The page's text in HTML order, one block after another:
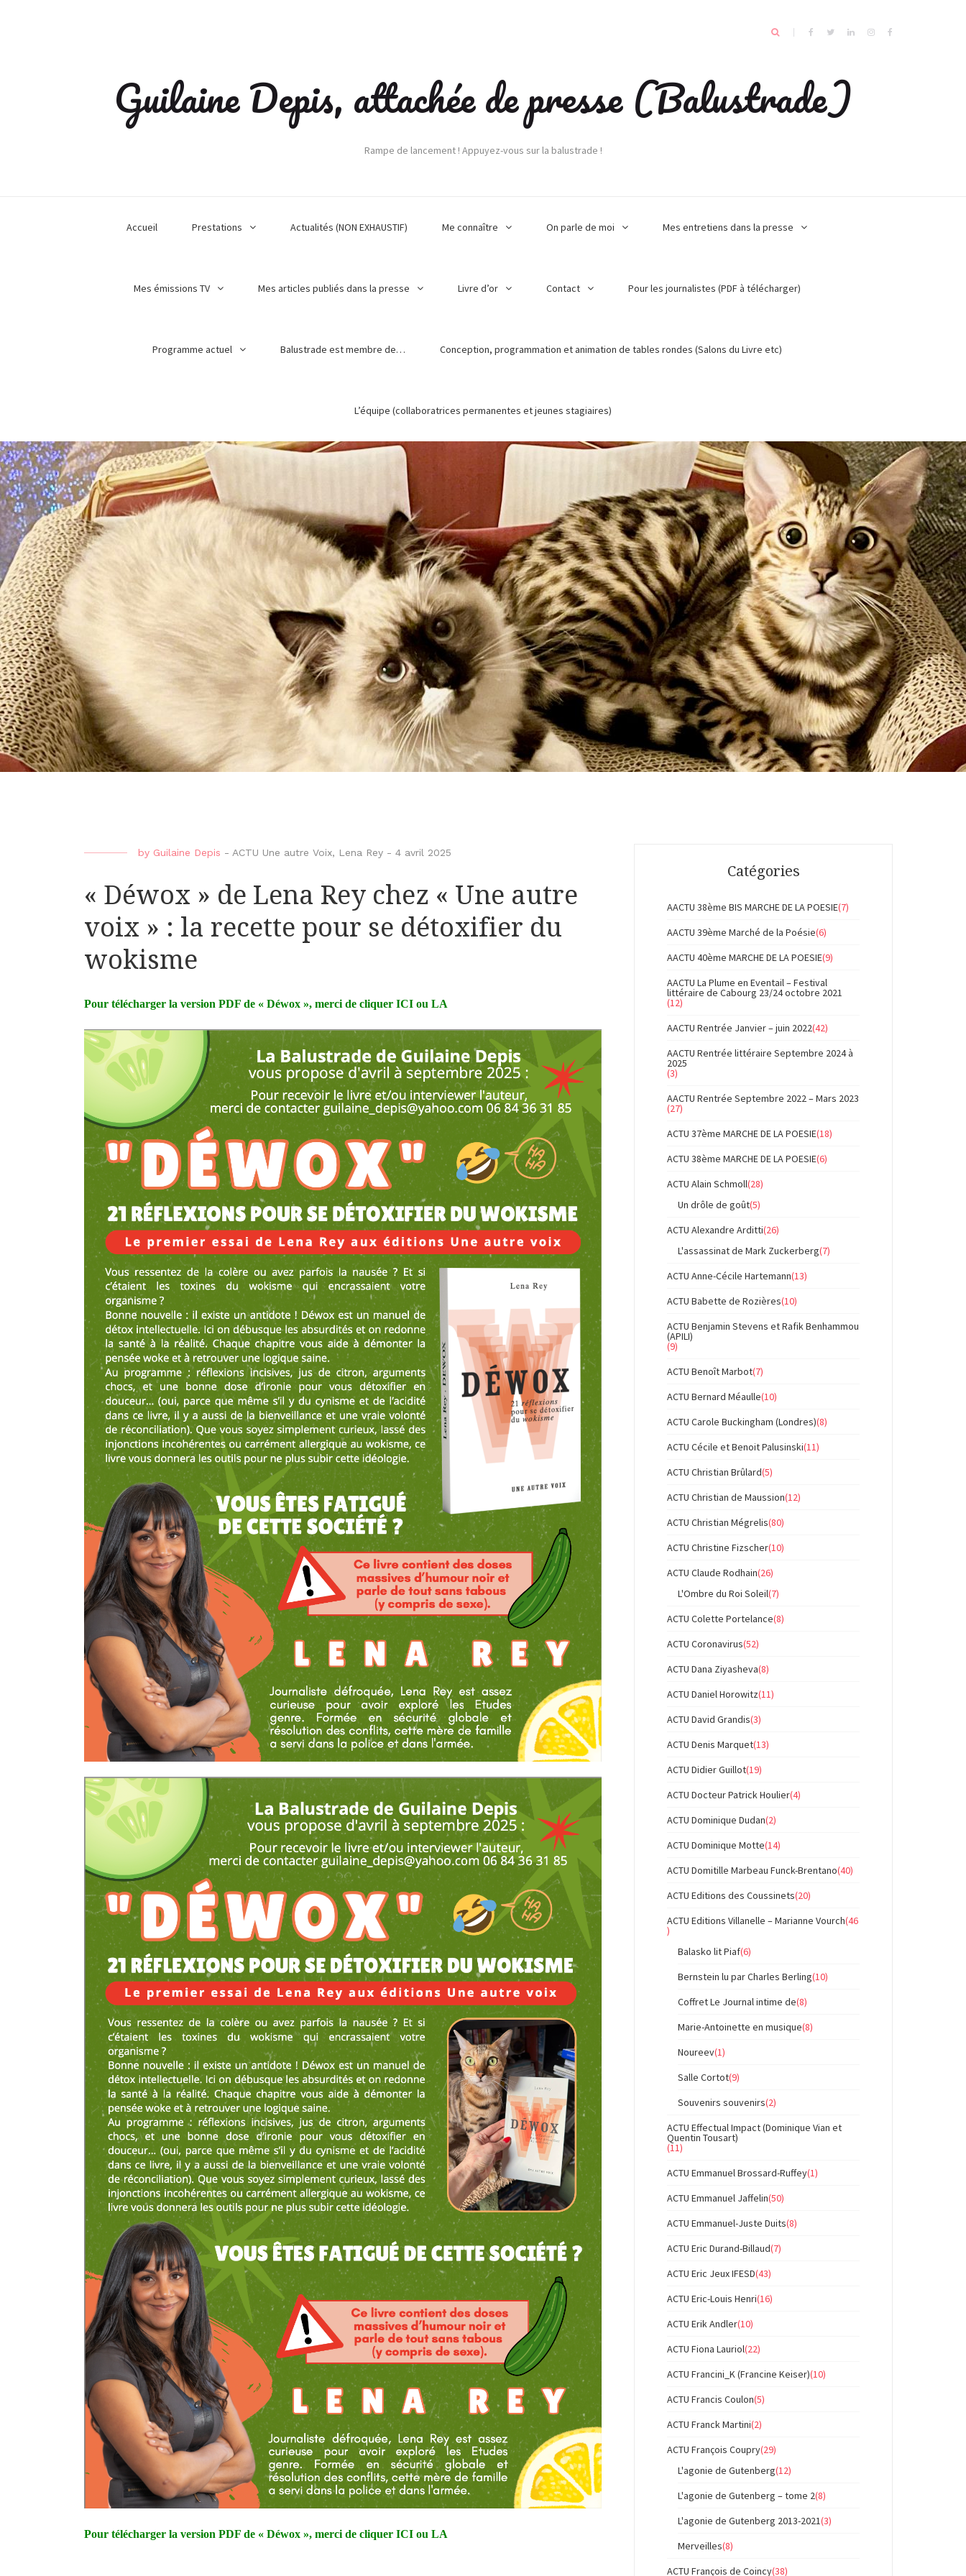
Guilaine Depis, attachée de presse (Balustrade)
Rampe de lancement ! Appuyez-vous sur la balustrade !
Accueil Prestations Actualités (NON EXHAUSTIF) Me connaître On parle de moi Mes entretiens dans la presse
Mes émissions TV Mes articles publiés dans la presse Livre d’or Contact Pour les journalistes (PDF à télécharger)
Programme actuel Balustrade est membre de… Conception, programmation et animation de tables rondes (Salons du Livre etc)
L’équipe (collaboratrices permanentes et jeunes stagiaires)
by Guilaine Depis - ACTU Une autre Voix, Lena Rey - 4 avril 2025
« Déwox » de Lena Rey chez « Une autre
voix » : la recette pour se détoxifier du
wokisme
Pour télécharger la version PDF de « Déwox », merci de cliquer ICI ou LA
Pour télécharger la version PDF de « Déwox », merci de cliquer ICI ou LA
Catégories
AACTU 38ème BIS MARCHE DE LA POESIE(7)
AACTU 39ème Marché de la Poésie(6)
AACTU 40ème MARCHE DE LA POESIE(9)
AACTU La Plume en Eventail – Festival
littéraire de Cabourg 23/24 octobre 2021
(12)
AACTU Rentrée Janvier – juin 2022(42)
AACTU Rentrée littéraire Septembre 2024 à
2025
(3)
AACTU Rentrée Septembre 2022 – Mars 2023
(27)
ACTU 37ème MARCHE DE LA POESIE(18)
ACTU 38ème MARCHE DE LA POESIE(6)
ACTU Alain Schmoll(28)
Un drôle de goût(5)
ACTU Alexandre Arditti(26)
L'assassinat de Mark Zuckerberg(7)
ACTU Anne-Cécile Hartemann(13)
ACTU Babette de Rozières(10)
ACTU Benjamin Stevens et Rafik Benhammou
(APILI)
(9)
ACTU Benoît Marbot(7)
ACTU Bernard Méaulle(10)
ACTU Carole Buckingham (Londres)(8)
ACTU Cécile et Benoit Palusinski(11)
ACTU Christian Brûlard(5)
ACTU Christian de Maussion(12)
ACTU Christian Mégrelis(80)
ACTU Christine Fizscher(10)
ACTU Claude Rodhain(26)
L'Ombre du Roi Soleil(7)
ACTU Colette Portelance(8)
ACTU Coronavirus(52)
ACTU Dana Ziyasheva(8)
ACTU Daniel Horowitz(11)
ACTU David Grandis(3)
ACTU Denis Marquet(13)
ACTU Didier Guillot(19)
ACTU Docteur Patrick Houlier(4)
ACTU Dominique Dudan(2)
ACTU Dominique Motte(14)
ACTU Domitille Marbeau Funck-Brentano(40)
ACTU Editions des Coussinets(20)
ACTU Editions Villanelle – Marianne Vourch(46
)
Balasko lit Piaf(6)
Bernstein lu par Charles Berling(10)
Coffret Le Journal intime de(8)
Marie-Antoinette en musique(8)
Noureev(1)
Salle Cortot(9)
Souvenirs souvenirs(2)
ACTU Effectual Impact (Dominique Vian et
Quentin Tousart)
(11)
ACTU Emmanuel Brossard-Ruffey(1)
ACTU Emmanuel Jaffelin(50)
ACTU Emmanuel-Juste Duits(8)
ACTU Eric Durand-Billaud(7)
ACTU Eric Jeux IFESD(43)
ACTU Eric-Louis Henri(16)
ACTU Erik Andler(10)
ACTU Fiona Lauriol(22)
ACTU Francini_K (Francine Keiser)(10)
ACTU Francis Coulon(5)
ACTU Franck Martini(2)
ACTU François Coupry(29)
L'agonie de Gutenberg(12)
L'agonie de Gutenberg – tome 2(8)
L'agonie de Gutenberg 2013-2021(3)
Merveilles(8)
ACTU François de Coincy(38)